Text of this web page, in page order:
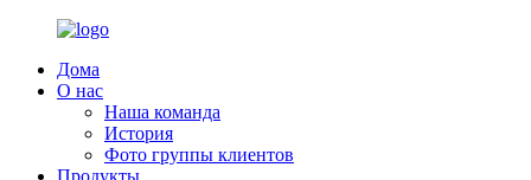
Дома
О нас
Наша команда
История
Фото группы клиентов
Продукты